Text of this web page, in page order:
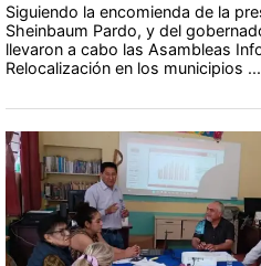
Siguiendo la encomienda de la
Sheinbaum Pardo, y del
llevaron a cabo las Asambleas
Relocalización en los municipios ...